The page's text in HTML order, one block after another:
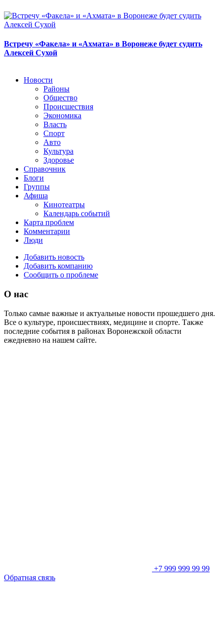
Встречу «Факела» и «Ахмата» в Воронеже будет судить
Алексей Сухой
Новости
Районы
Общество
Происшествия
Экономика
Власть
Спорт
Авто
Культура
Здоровье
Справочник
Блоги
Группы
Афиша
Кинотеатры
Календарь событий
Карта проблем
Комментарии
Люди
Добавить новость
Добавить компанию
Сообщить о проблеме
О нас
Только самые важные и актуальные новости прошедшего дня.
Все о культуре, происшествиях, медицине и спорте. Также
последние события в районах Воронежской области
ежедневно на нашем сайте.
+7 999 999 99 99
Обратная связь